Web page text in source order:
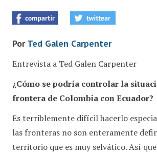
PorTed Galen Carpenter
Entrevista a Ted Galen Carpenter
¿Cómo se podría controlar la
frontera de Colombia con Ecuador?
Es terriblemente difícil hacerlo
las fronteras no son enteramente
territorio que es muy selvático. Así